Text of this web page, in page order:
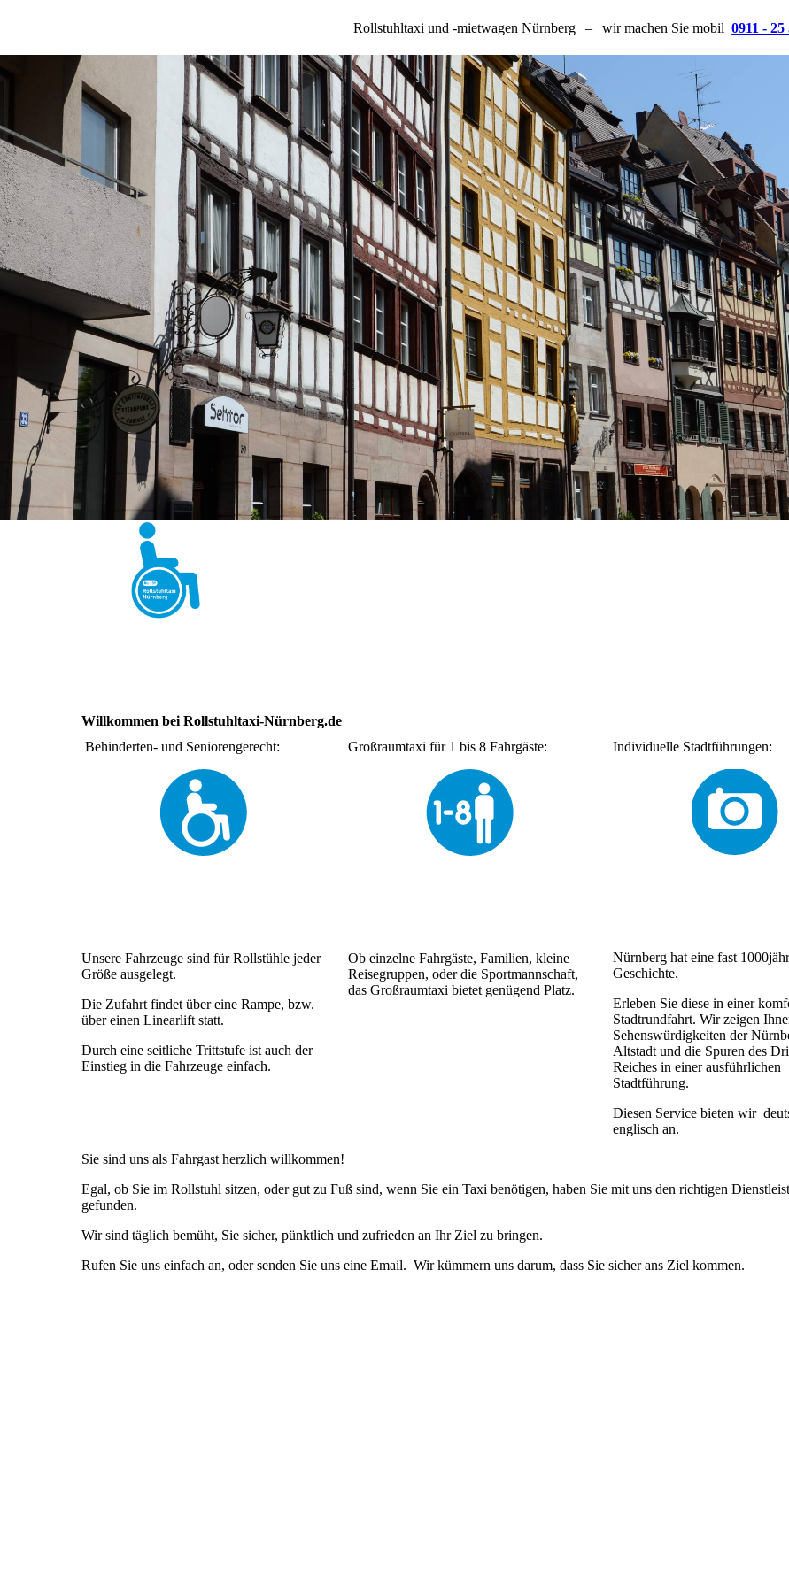
Rollstuhltaxi und -mietwagen Nürnberg – wir machen Sie mobil0911 - 25
Willkommen bei Rollstuhltaxi-Nürnberg.de
Behinderten- und Seniorengerecht:
Unsere Fahrzeuge sind für Rollstühle jeder
Größe ausgelegt.
Die Zufahrt findet über eine Rampe, bzw.
über einen Linearlift statt.
Durch eine seitliche Trittstufe ist auch der
Einstieg in die Fahrzeuge einfach.
Großraumtaxi für 1 bis 8 Fahrgäste:
Ob einzelne Fahrgäste, Familien, kleine
Reisegruppen, oder die Sportmannschaft,
das Großraumtaxi bietet genügend Platz.
Individuelle Stadtführungen:
Nürnberg hat eine fast
Geschichte.
Erleben Sie diese in einer
Stadtrundfahrt. Wir zeigen
Sehenswürdigkeiten der
Altstadt und die Spuren des
Reiches in einer ausführlichen
Stadtführung.
Diesen Service bieten wir
englisch an.
Sie sind uns als Fahrgast herzlich willkommen!
Egal, ob Sie im Rollstuhl sitzen, oder gut zu Fuß sind, wenn Sie ein Taxi benötigen, haben Sie mit uns den richtigen
gefunden.
Wir sind täglich bemüht, Sie sicher, pünktlich und zufrieden an Ihr Ziel zu bringen.
Rufen Sie uns einfach an, oder senden Sie uns eine Email. Wir kümmern uns darum, dass Sie sicher ans Ziel kommen.